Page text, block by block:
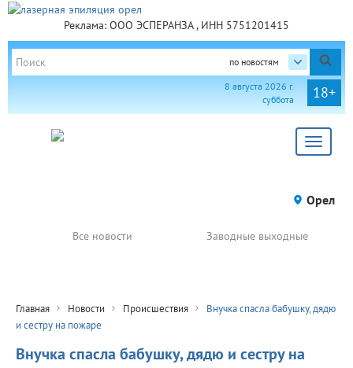
Реклама: ООО ЭСПЕРАНЗА , ИНН 5751201415
по новостям
18+
8 августа 2026 г.
суббота
Toggle
Орел
Все новости Заводные выходные
Главная Новости Происшествия
Внучка спасла бабушку, дядю
и сестру на пожаре
Внучка спасла бабушку, дядю и сестру на